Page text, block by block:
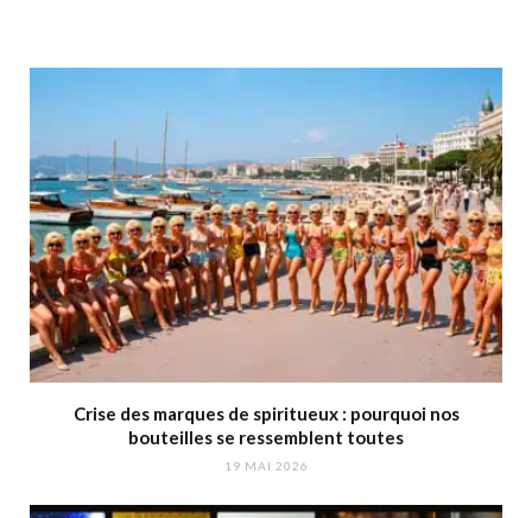
Crise des marques de spiritueux : pourquoi nos
bouteilles se ressemblent toutes
19 MAI 2026